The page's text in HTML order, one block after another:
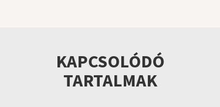
KAPCSOLÓDÓ
TARTALMAK